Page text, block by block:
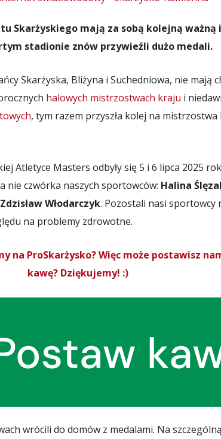
Skarżyskiego mają za sobą kolejną ważną
stadionie znów przywieźli dużo medali.
Skarżyska, Bliżyna i Suchedniowa, nie mają
halowych mistrzostwach kraju i
, tym razem przyszła kolej na mistrzostwa
Atletyce Masters odbyły się 5 i 6 lipca 2025
nie czwórka naszych sportowców: Halina
Zdzisław Włodarczyk. Pozostali nasi sportowcy
na problemy zdrowotne.
na ProSkarżysko? Więc może postawisz
kawę? Dziękujemy! :)
wrócili do domów z medalami. Na